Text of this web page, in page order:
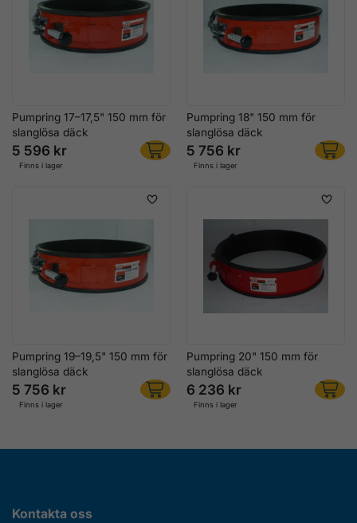
Pumpring 17–17,5" 150 mm för
slanglösa däck
5 596 kr
Finns i lager
Pumpring 18" 150 mm för
slanglösa däck
5 756 kr
Finns i lager
Pumpring 19–19,5" 150 mm för
slanglösa däck
5 756 kr
Finns i lager
Pumpring 20" 150 mm för
slanglösa däck
6 236 kr
Finns i lager
Kontakta oss